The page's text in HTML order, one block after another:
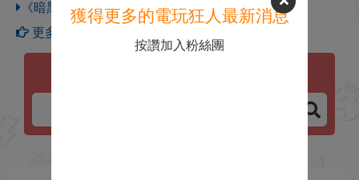
《暗黑破壞神4》付費坐騎介紹
更多【暗黑破壞神4】攻略
獲得更多的電玩狂人最新消息
按讚加入粉絲團